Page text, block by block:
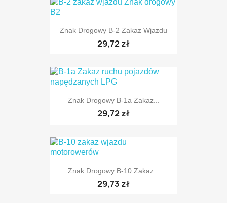
Znak Drogowy B-2 Zakaz Wjazdu
29,72 zł
Znak Drogowy B-1a Zakaz...
29,72 zł
Znak Drogowy B-10 Zakaz...
29,73 zł